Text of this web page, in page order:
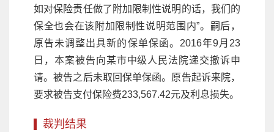
如对保险责任做了附加限制性说明的话，我们的
保全也会在该附加限制性说明范围内”。嗣后，
原告未调整出具新的保单保函。2016年9月23
日，本案被告向某市中级人民法院递交撤诉申
请。被告之后未取回保单保函。原告起诉来院，
要求被告支付保险费233,567.42元及利息损失。
裁判结果